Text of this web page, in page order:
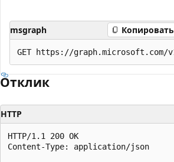
msgraph Копировать
Отклик
HTTP
HTTP/1.1 200 OK
Content-Type: application/json